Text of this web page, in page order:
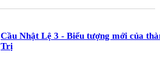
Cầu Nhật Lệ 3 - Biểu tượng mới của
Trị